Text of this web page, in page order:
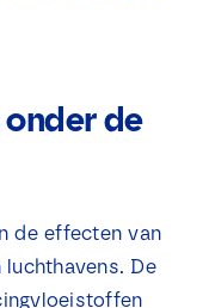
de
de effecten van
De